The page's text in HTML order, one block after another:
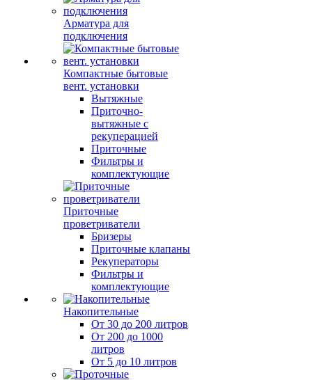
Арматура для
подключения
Компактные бытовые
вент. установки
Вытяжные
Приточно-
вытяжные с
рекуперацией
Приточные
Фильтры и
комплектующие
Приточные
проветриватели
Бризеры
Приточные клапаны
Рекуператоры
Фильтры и
комплектующие
Накопительные
От 30 до 200 литров
От 200 до 1000
литров
От 5 до 10 литров